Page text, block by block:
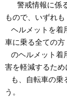
警戒情報に係る
もので、いずれも
ヘルメットを着
車に乗る全ての方
のヘルメット着
害を軽減するため
も、自転車の乗
う。